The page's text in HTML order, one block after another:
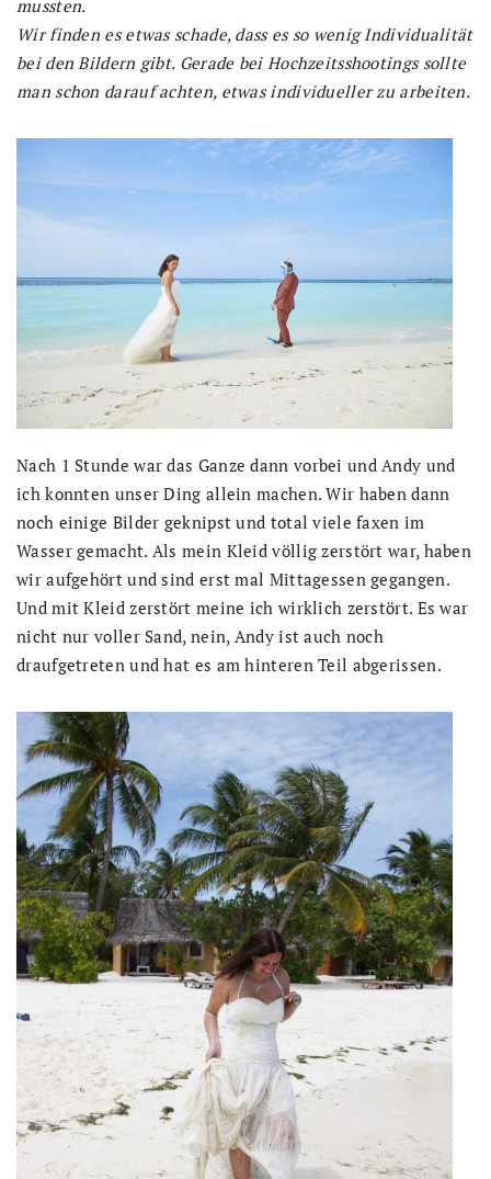
mussten.
Wir finden es etwas schade, dass es so wenig Individualität
bei den Bildern gibt. Gerade bei Hochzeitsshootings sollte
man schon darauf achten, etwas individueller zu arbeiten.
Nach 1 Stunde war das Ganze dann vorbei und Andy und
ich konnten unser Ding allein machen. Wir haben dann
noch einige Bilder geknipst und total viele faxen im
Wasser gemacht. Als mein Kleid völlig zerstört war, haben
wir aufgehört und sind erst mal Mittagessen gegangen.
Und mit Kleid zerstört meine ich wirklich zerstört. Es war
nicht nur voller Sand, nein, Andy ist auch noch
draufgetreten und hat es am hinteren Teil abgerissen.